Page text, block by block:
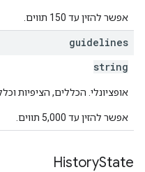
אפשר להזין עד 150 תווים.
guidelines
string
אופציונלי. הכללים, הציפיות
אפשר להזין עד 5,000 תווים.
HistoryState